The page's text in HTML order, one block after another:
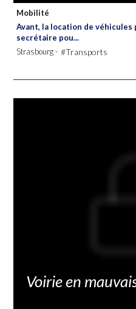
Mobilité
Avant, la location de
secrétaire pou...
Strasbourg - #Transports
Voirie en